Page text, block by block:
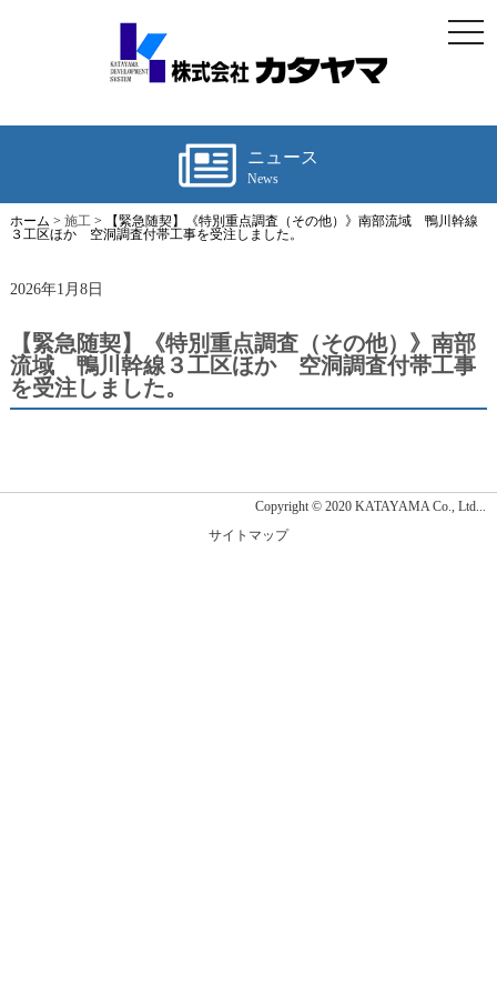
ニュース
News
ホーム > 施工> 【緊急随契】《特別重点調査（その他）》南部流域 鴨川幹線
３工区ほか 空洞調査付帯工事を受注しました。
2026年1月8日
【緊急随契】《特別重点調査（その他）》南部
流域 鴨川幹線３工区ほか 空洞調査付帯工事
を受注しました。
Copyright © 2020 KATAYAMA Co., Ltd...
サイトマップ